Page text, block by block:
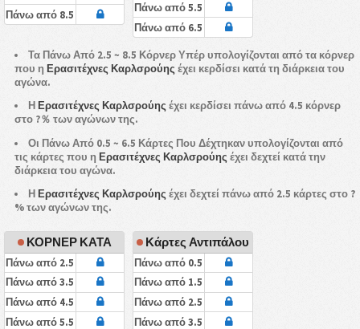
Πάνω από 8.5
Πάνω από 5.5
Πάνω από 6.5
Τα Πάνω Από 2.5 ~ 8.5 Κόρνερ Υπέρ υπολογίζονται από τα κόρνερ
που η Ερασιτέχνες Καρλσρούης έχει κερδίσει κατά τη διάρκεια του
αγώνα.
Η Ερασιτέχνες Καρλσρούης έχει κερδίσει πάνω από 4.5 κόρνερ
στο ?％ των αγώνων της.
Οι Πάνω Από 0.5 ~ 6.5 Κάρτες Που Δέχτηκαν υπολογίζονται από
τις κάρτες που η Ερασιτέχνες Καρλσρούης έχει δεχτεί κατά την
διάρκεια του αγώνα.
Η Ερασιτέχνες Καρλσρούης έχει δεχτεί πάνω από 2.5 κάρτες στο ?
% των αγώνων της.
ΚΟΡΝΕΡ ΚΑΤΑ
Πάνω από 2.5
Πάνω από 3.5
Πάνω από 4.5
Πάνω από 5.5
Κάρτες Αντιπάλου
Πάνω από 0.5
Πάνω από 1.5
Πάνω από 2.5
Πάνω από 3.5